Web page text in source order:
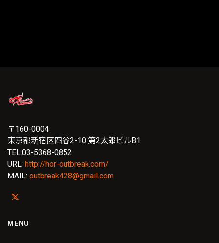
〒160-0004
東京都新宿区四谷2-10 第2太郎ビルB1
TEL:03-5368-0852
URL: http://hor-outbreak.com/
MAIL: outbreak428@gmail.com
MENU